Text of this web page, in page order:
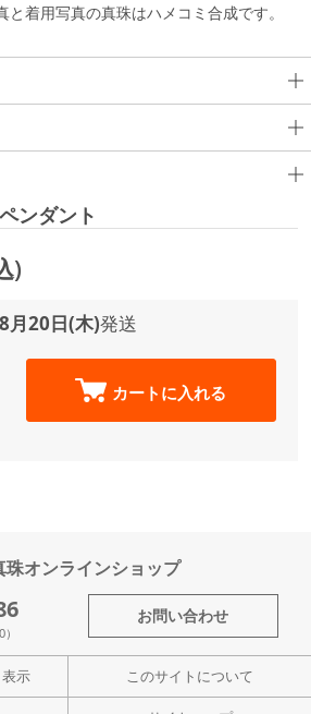
着用写真の真珠はハメコミ合成です。
ンダント
)
8月20日(木)発送
カートに入れる
珠オンラインショップ
お問い合わせ
示 このサイトについて